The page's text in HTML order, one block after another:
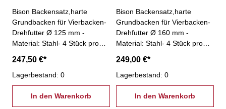
Bison Backensatz,harte
Grundbacken für Vierbacken-
Drehfutter Ø 125 mm -
Material: Stahl- 4 Stück pro
247,50 €*
Lagerbestand: 0
In den Warenkorb
Bison Backensatz,harte
Grundbacken für Vierbacken-
Drehfutter Ø 160 mm -
Material: Stahl- 4 Stück pro
249,00 €*
Lagerbestand: 0
In den Warenkorb